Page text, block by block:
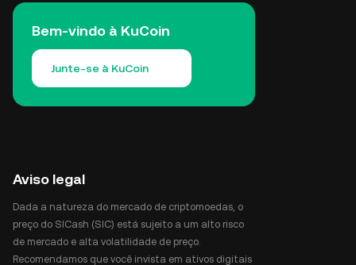
Bem-vindo à KuCoin
Junte-se à KuCoin
Aviso legal
Dada a natureza do mercado de criptomoedas, o
preço do SICash (SIC) está sujeito a um alto risco
de mercado e alta volatilidade de preço.
Recomendamos que você invista em ativos digitais